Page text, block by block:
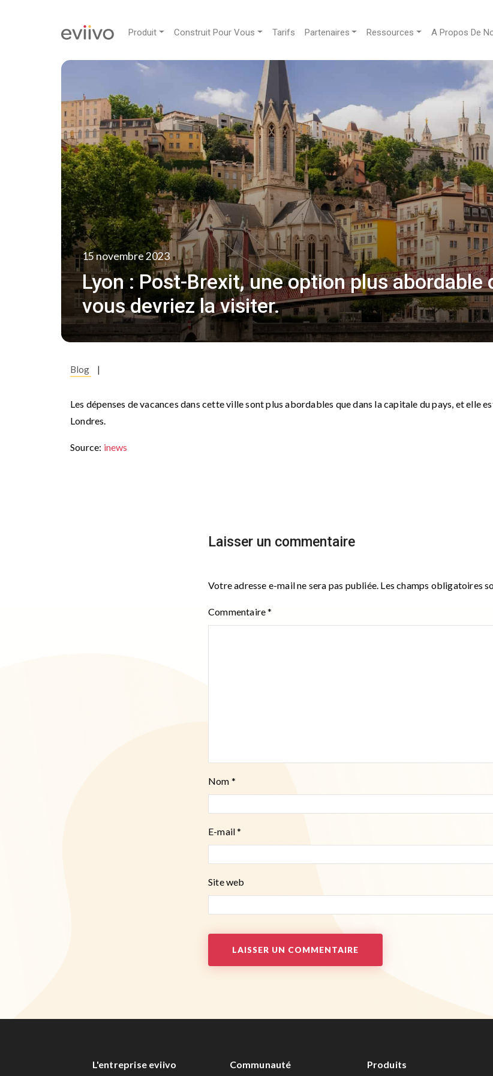
Produit Construit Pour Vous Tarifs Partenaires Ressources A Propos De
15 novembre 2023
Lyon : Post-Brexit, une option plus abordable
vous devriez la visiter.
Blog |
Les dépenses de vacances dans cette ville sont plus abordables que dans la capitale du pays, et elle
Londres.
Source: inews
Laisser un commentaire
Votre adresse e-mail ne sera pas publiée. Les champs obligatoires
Commentaire*
Nom *
E-mail*
Site web
L'entreprise eviivo Communauté Produits